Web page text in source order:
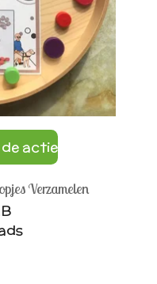
actie
Verzamelen